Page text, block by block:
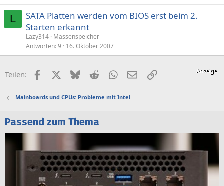
L
SATA Platten werden vom BIOS erst beim 2.
Starten erkannt
Lazy314 Massenspeicher
Antworten 9 16. Oktober 2007
Teilen: FacebookX (Twitter)
BlueskyRedditWhatsApp
E-MailLink
Mainboards und CPUs: Probleme mit Intel
Passend zum Thema